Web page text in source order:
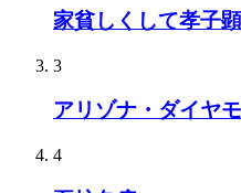
家貧しくして孝子
3
アリゾナ・ダイヤ
4